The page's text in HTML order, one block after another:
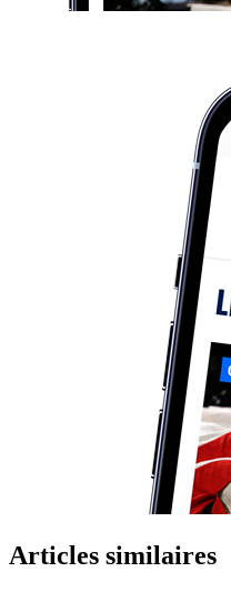
Articles similaires